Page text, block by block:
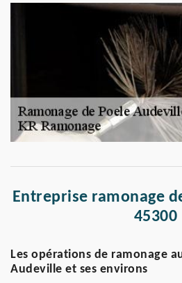
Entreprise ramonage
45300
Les opérations de ramonage
Audeville et ses environs